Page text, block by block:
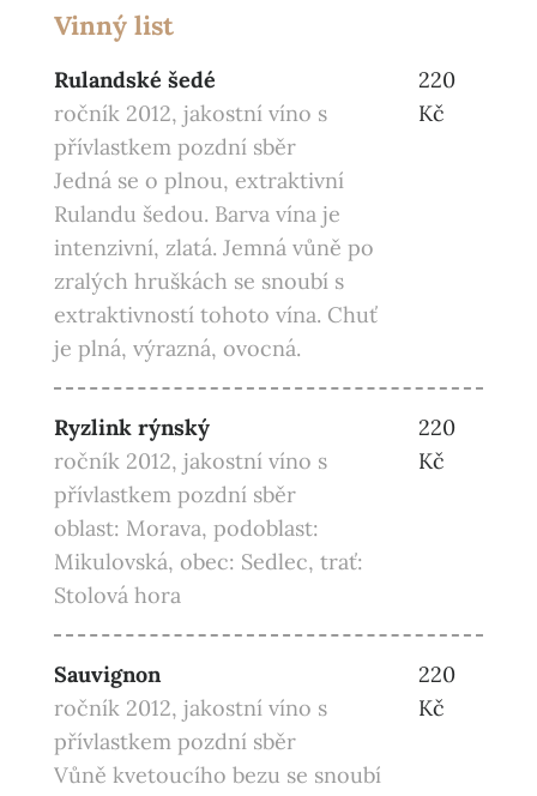
Vinný list
Rulandské šedé
ročník 2012, jakostní víno s
přívlastkem pozdní sběr
Jedná se o plnou, extraktivní
Rulandu šedou. Barva vína je
intenzivní, zlatá. Jemná vůně po
zralých hruškách se snoubí s
extraktivností tohoto vína. Chuť
je plná, výrazná, ovocná.
220
Kč
Ryzlink rýnský
ročník 2012, jakostní víno s
přívlastkem pozdní sběr
oblast: Morava, podoblast:
Mikulovská, obec: Sedlec, trať:
Stolová hora
220
Kč
Sauvignon
ročník 2012, jakostní víno s
přívlastkem pozdní sběr
Vůně kvetoucího bezu se snoubí
220
Kč